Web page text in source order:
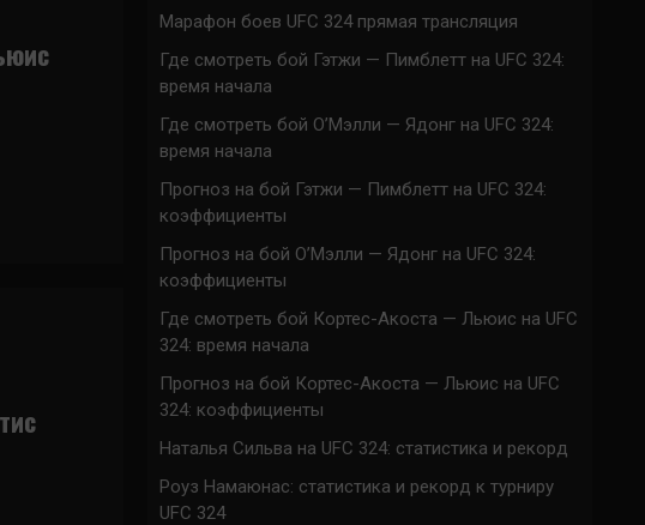
Марафон боев UFC 324 прямая трансляция
Где смотреть бой Гэтжи — Пимблетт на UFC 324:
время начала
Где смотреть бой О’Мэлли — Ядонг на UFC 324:
время начала
Прогноз на бой Гэтжи — Пимблетт на UFC 324:
коэффициенты
Прогноз на бой О’Мэлли — Ядонг на UFC 324:
коэффициенты
Где смотреть бой Кортес-Акоста — Льюис на UFC
324: время начала
Прогноз на бой Кортес-Акоста — Льюис на UFC
324: коэффициенты
Наталья Сильва на UFC 324: статистика и рекорд
Роуз Намаюнас: статистика и рекорд к турниру
UFC 324